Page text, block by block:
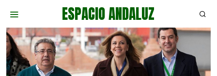
ESPACIO ANDALUZ